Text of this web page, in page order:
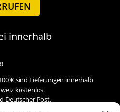
innerhalb
€ sind Lieferungen innerhalb
kostenlos.
Deutscher Post.